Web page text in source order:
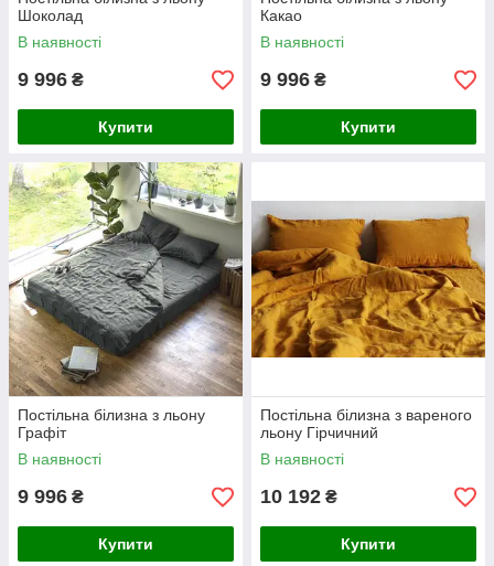
Шоколад
В наявності
9 996 ₴
Купити
Какао
В наявності
9 996 ₴
Купити
Постільна білизна з льону
Графіт
В наявності
9 996 ₴
Купити
Постільна білизна з вареного
льону Гірчичний
В наявності
10 192 ₴
Купити